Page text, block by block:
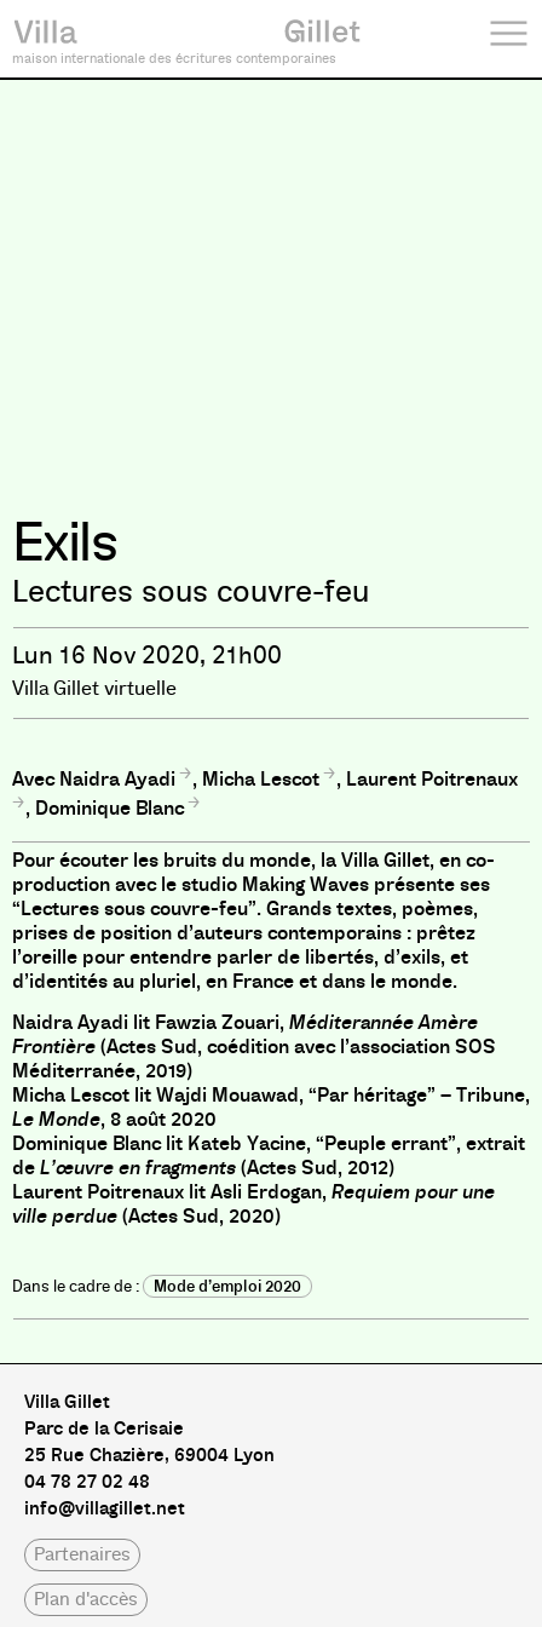
maison internationale des écritures contemporaines
Exils
Lectures sous couvre-feu
Lun 16 Nov 2020, 21h00
Villa Gillet virtuelle
Naidra Ayadi , Micha Lescot , Laurent Poitrenaux
, Dominique Blanc
Pour écouter les bruits du monde, la Villa Gillet, en co-
production avec le studio Making Waves présente ses
“Lectures sous couvre-feu”. Grands textes, poèmes,
prises de position d’auteurs contemporains : prêtez
l’oreille pour entendre parler de libertés, d’exils, et
d’identités au pluriel, en France et dans le monde.
Naidra Ayadi lit Fawzia Zouari,Méditerannée Amère
Frontière(Actes Sud, coédition avec l’association SOS
Méditerranée, 2019)
Micha Lescot lit Wajdi Mouawad, “Par héritage” – Tribune,
Le Monde, 8 août 2020
Dominique Blanc lit Kateb Yacine, “Peuple errant”, extrait
deL’œuvre en fragments(Actes Sud, 2012)
Laurent Poitrenaux lit Asli Erdogan,Requiem pour une
ville perdue(Actes Sud, 2020)
Mode d’emploi 2020
Villa Gillet
Parc de la Cerisaie
25 Rue Chazière, 69004 Lyon
04 78 27 02 48
info@villagillet.net
Partenaires
Plan d'accès